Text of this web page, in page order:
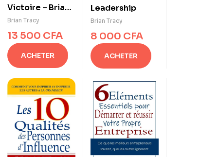
Victoire – Brian
Tracy
Brian Tracy
13 500 CFA
ACHETER
Leadership
Brian Tracy
8 000 CFA
ACHETER